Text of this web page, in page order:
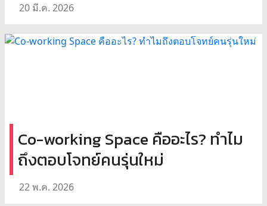
20 มี.ค. 2026
Co-working Space คืออะไร? ทำไม
ถึงตอบโจทย์คนรุ่นใหม่
22 พ.ค. 2026